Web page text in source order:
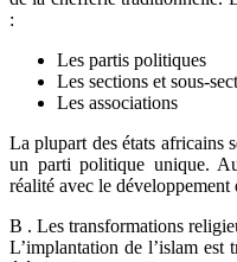
:
Les partis politiques
Les sections et sous-
Les associations
La plupart des états africains
un parti politique unique.
réalité avec le
B . Les transformations
L’implantation de l’islam est